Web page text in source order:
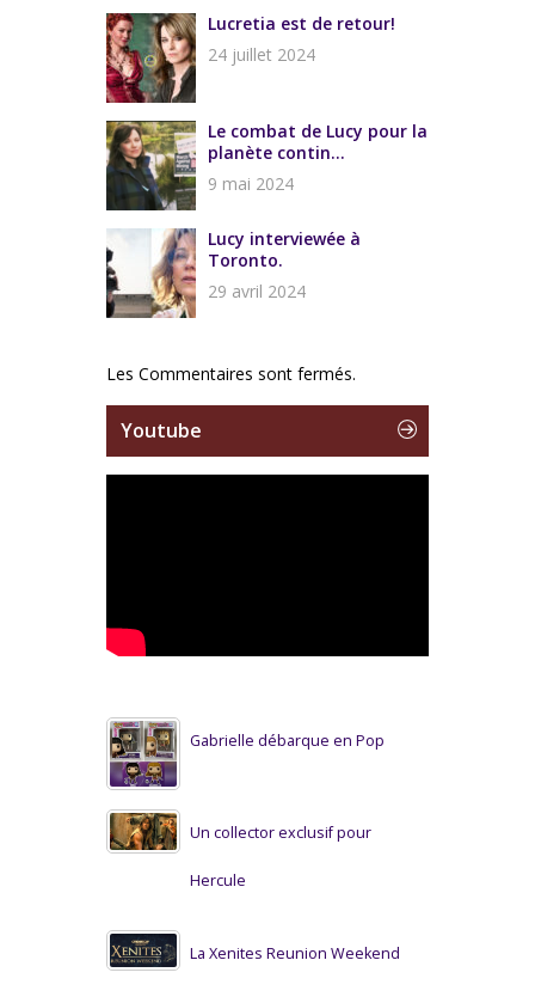
Lucretia est de retour!
24 juillet 2024
Le combat de Lucy pour la
planète contin...
9 mai 2024
Lucy interviewée à
Toronto.
29 avril 2024
Les Commentaires sont fermés.
Youtube
Gabrielle débarque en Pop
Un collector exclusif pour
Hercule
La Xenites Reunion Weekend